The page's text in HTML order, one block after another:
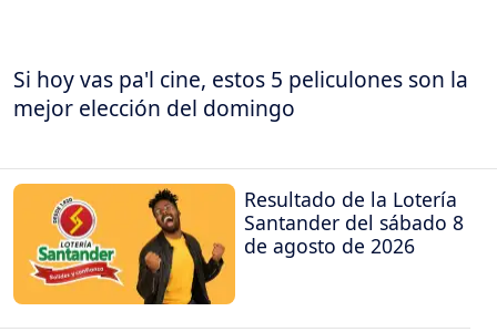
Si hoy vas pa'l cine, estos 5 peliculones son la
mejor elección del domingo
Resultado de la Lotería
Santander del sábado 8
de agosto de 2026